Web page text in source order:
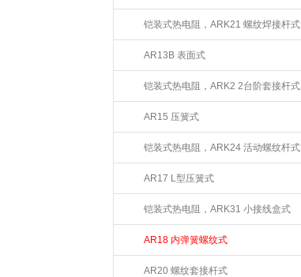
铠装式热电阻，ARK21 螺纹焊接杆式
AR13B 表面式
铠装式热电阻，ARK2 2台阶套接杆式
AR15 压簧式
铠装式热电阻，ARK24 活动螺纹杆式
AR17 L型压簧式
铠装式热电阻，ARK31 小接线盒式
AR18 内弹簧螺纹式
AR20 螺纹套接杆式